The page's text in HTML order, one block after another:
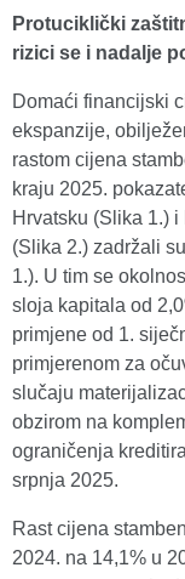
Protuciklički
rizici se i nadalje
Domaći financijski
ekspanzije,
rastom cijena
kraju 2025.
Hrvatsku (Slika 1.)
(Slika 2.) zadržali
1.). U tim se
sloja kapitala od
primjene od 1.
primjerenom za
slučaju
obzirom na
ograničenja
srpnja 2025.
Rast cijena
2024. na 14,1% u